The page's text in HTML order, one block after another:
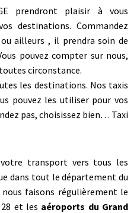
prendront plaisir à vous
destinations. Commandez
ailleurs , il prendra soin de
pouvez compter sur nous,
circonstance.
les destinations. Nos taxis
pouvez les utiliser pour vos
pas, choisissez bien… Taxi
transport vers tous les
dans tout le département du
faisons régulièrement le
et les aéroports du Grand